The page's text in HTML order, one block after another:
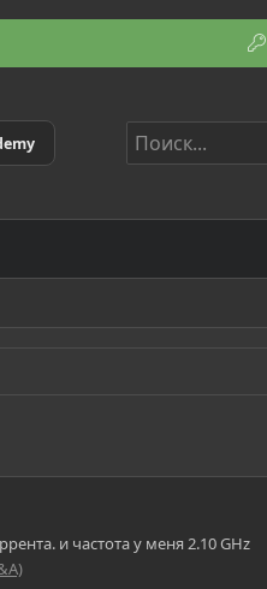
и частота у меня 2.10 GHz